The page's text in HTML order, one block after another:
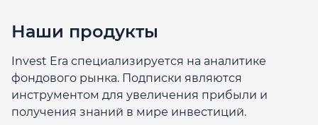
Наши продукты
Invest Era специализируется на аналитике
фондового рынка. Подписки являются
инструментом для увеличения прибыли и
получения знаний в мире инвестиций.